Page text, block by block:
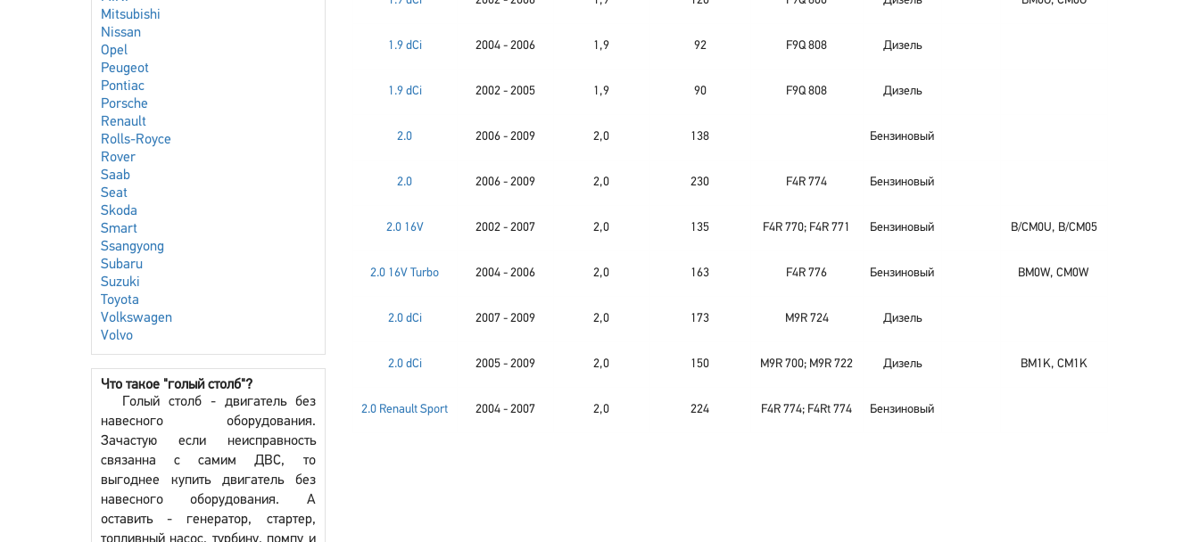
Mitsubishi
Nissan
Opel
Peugeot
Pontiac
Porsche
Renault
Rolls-Royce
Rover
Saab
Seat
Skoda
Smart
Ssangyong
Subaru
Suzuki
Toyota
Volkswagen
Volvo
Что такое "голый столб"?
Голый столб - двигатель без
навесного оборудования.
Зачастую если неисправность
связанна с самим ДВС, то
выгоднее купить двигатель без
навесного оборудования. А
оставить - генератор, стартер,
1.9 dCi 2004 - 2006 1,9 92 F9Q 808 Дизель
1.9 dCi 2002 - 2005 1,9 90 F9Q 808 Дизель
2.0 2006 - 2009 2,0 138 Бензиновый
2.0 2006 - 2009 2,0 230 F4R 774 Бензиновый
2.0 16V 2002 - 2007 2,0 135 F4R 770; F4R 771 Бензиновый B/CM0U, B/CM05
2.0 16V Turbo 2004 - 2006 2,0 163 F4R 776 Бензиновый BM0W, CM0W
2.0 dCi 2007 - 2009 2,0 173 M9R 724 Дизель
2.0 dCi 2005 - 2009 2,0 150 M9R 700; M9R 722 Дизель BM1K, CM1K
2.0 Renault Sport 2004 - 2007 2,0 224 F4R 774; F4Rt 774 Бензиновый